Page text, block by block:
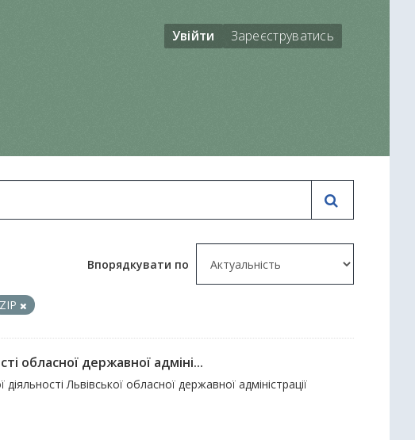
Увійти Зареєструватись
Впорядкувати по
ZIP
обласної державної адміні...
Львівської обласної державної адміністрації